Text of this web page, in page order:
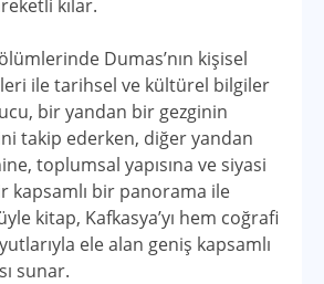
kılar.
Dumas’nın kişisel
ile tarihsel ve kültürel bilgiler
bir yandan bir gezginin
takip ederken, diğer yandan
toplumsal yapısına ve siyasi
kapsamlı bir panorama ile
kitap, Kafkasya’yı hem coğrafi
ele alan geniş kapsamlı
sunar.